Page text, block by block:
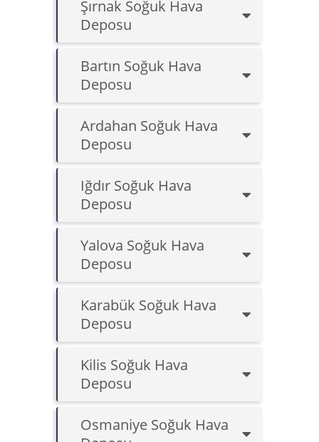
Şırnak Soğuk Hava
Deposu
Bartın Soğuk Hava
Deposu
Ardahan Soğuk Hava
Deposu
Iğdır Soğuk Hava
Deposu
Yalova Soğuk Hava
Deposu
Karabük Soğuk Hava
Deposu
Kilis Soğuk Hava
Deposu
Osmaniye Soğuk Hava